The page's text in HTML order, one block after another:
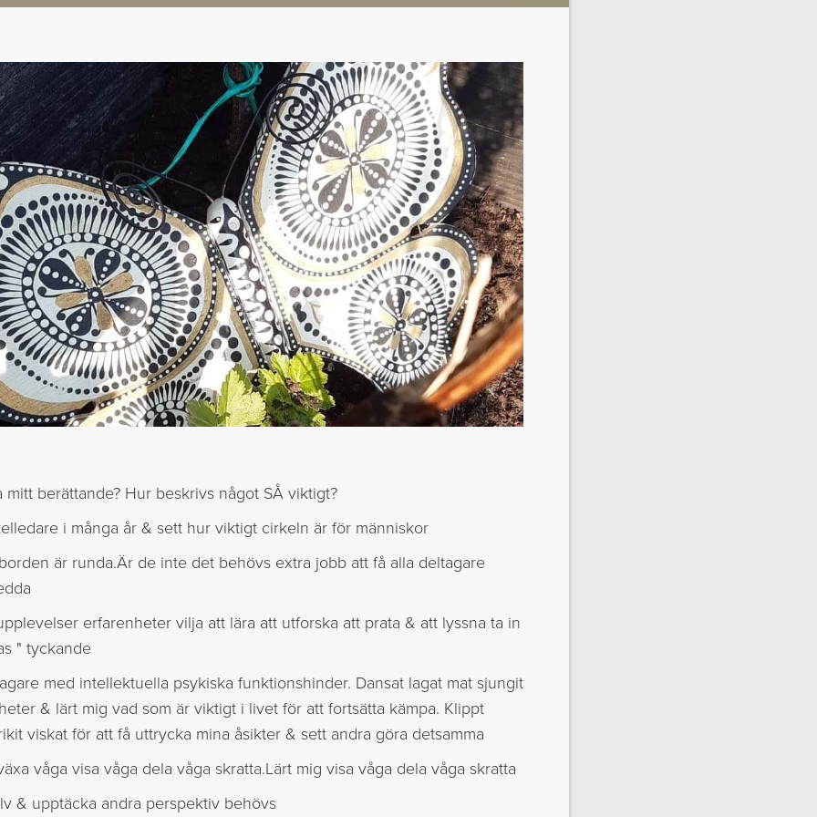
mitt berättande? Hur beskrivs något SÅ viktigt?
i många år & sett hur viktigt cirkeln är för människor
är runda.Är de inte det behövs extra jobb att få alla deltagare
erfarenheter vilja att lära att utforska att prata & att lyssna ta in
" tyckande
med intellektuella psykiska funktionshinder. Dansat lagat mat sjungit
& lärt mig vad som är viktigt i livet för att fortsätta kämpa. Klippt
viskat för att få uttrycka mina åsikter & sett andra göra detsamma
våga visa våga dela våga skratta.Lärt mig visa våga dela våga skratta
& upptäcka andra perspektiv behövs